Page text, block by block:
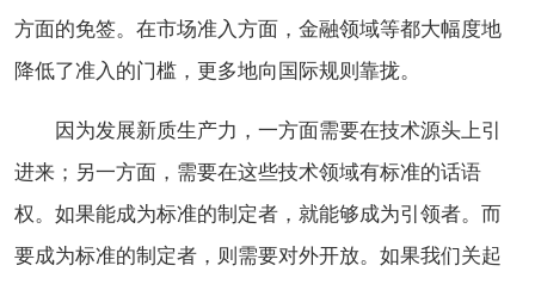
方面的免签。在市场准入方面，金融领域等都大幅度地
降低了准入的门槛，更多地向国际规则靠拢。
因为发展新质生产力，一方面需要在技术源头上引
进来；另一方面，需要在这些技术领域有标准的话语
权。如果能成为标准的制定者，就能够成为引领者。而
要成为标准的制定者，则需要对外开放。如果我们关起